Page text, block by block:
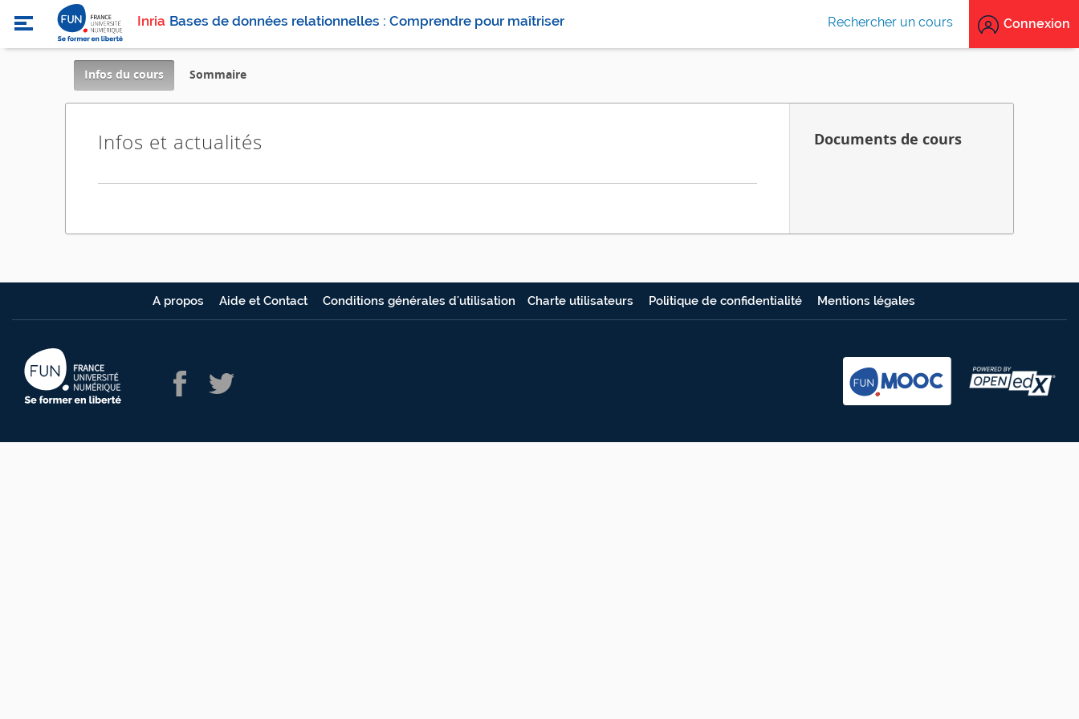
Inria Bases de données relationnelles : Comprendre pour maîtriser Rechercher un cours Connexion
Infos du cours,
current
location
Sommaire
Infos et actualités Documents de cours
A propos Aide et Contact Conditions générales d'utilisation Charte utilisateurs Politique de confidentialité Mentions légales